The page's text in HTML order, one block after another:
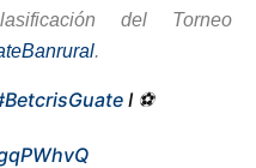
del Torneo
.
I ⚽️